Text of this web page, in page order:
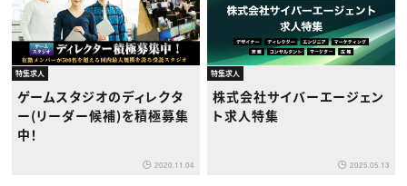
特集求人
ゲームスタジオのディレクタ
ー(リーダー候補)を積極募集
中！
2020.11.04
特集求人
株式会社サイバーエージェン
ト求人特集
2025.05.13